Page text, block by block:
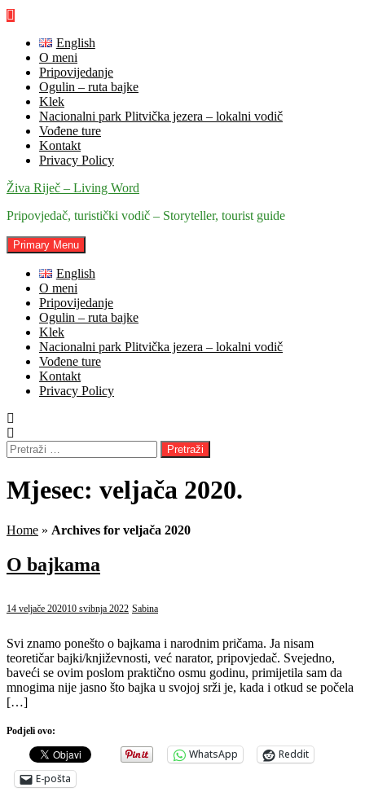
Skip
content
English
O meni
Pripovijedanje
Ogulin – ruta bajke
Klek
Nacionalni park Plitvička jezera – lokalni vodič
Vođene ture
Kontakt
Privacy Policy
Živa Riječ – Living Word
Pripovjedač, turistički vodič – Storyteller, tourist guide
Primary Menu
English
O meni
Pripovijedanje
Ogulin – ruta bajke
Klek
Nacionalni park Plitvička jezera – lokalni vodič
Vođene ture
Kontakt
Privacy Policy
Pretraži:
Mjesec: veljača 2020.
Home » Archives for veljača 2020
O bajkama
14 veljače 202010 svibnja 2022 Sabina
Svi znamo ponešto o bajkama i narodnim pričama. Ja nisam
teoretičar bajki/književnosti, već narator, pripovjedač. Svejedno,
baveći se ovim poslom praktično osmu godinu, primijetila sam da
mnogima nije jasno što bajka u svojoj srži je, kada i otkud se počela
[…]
Podjeli ovo:
WhatsApp
Reddit
E-pošta